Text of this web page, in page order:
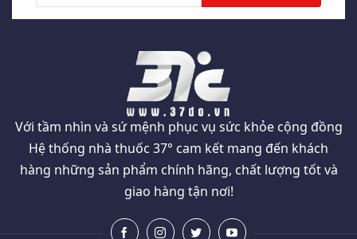
Với tầm nhìn và sứ mệnh phục vụ sức khỏe cộng đồng
Hệ thống nhà thuốc 37° cam kết mang đến khách
hàng những sản phẩm chính hãng, chất lượng tốt và
giao hàng tận nơi!